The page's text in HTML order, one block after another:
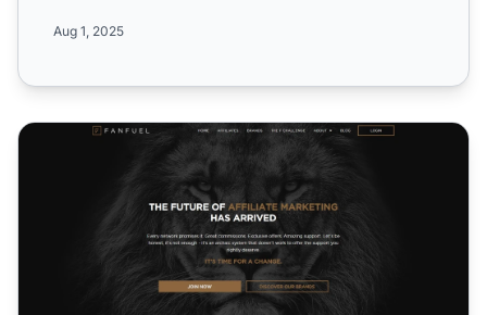
Aug 1, 2025
Programa de Afiliados FanFuel